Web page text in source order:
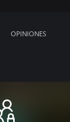
OPINIONES